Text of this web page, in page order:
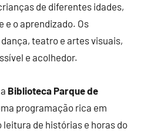
de diferentes idades,
o aprendizado. Os
teatro e artes visuais,
e acolhedor.
Biblioteca Parque de
programação rica em
de histórias e horas do